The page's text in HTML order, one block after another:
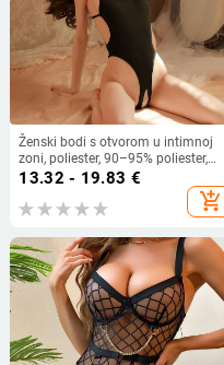
Ženski bodi s otvorom u intimnoj
zoni, poliester, 90–95% poliester,
stilovi rola: mornar i zečić
13.32 - 19.83 €
add_shopping_cart